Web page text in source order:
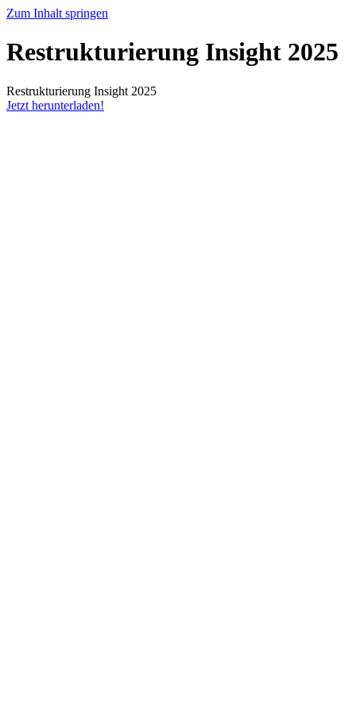
Zum Inhalt springen
Restrukturierung Insight 2025
Restrukturierung Insight 2025
Jetzt herunterladen!